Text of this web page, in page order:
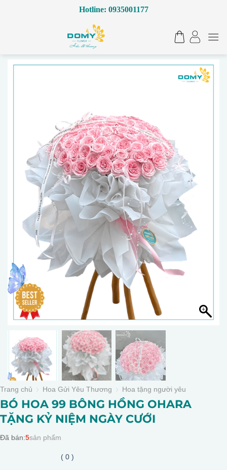
Hotline: 0935001177
Trang chủ Hoa Gửi Yêu Thương Hoa tặng người yêu
BÓ HOA 99 BÔNG HỒNG OHARA
TẶNG KỶ NIỆM NGÀY CƯỚI
Đã bán:5sản phẩm
( 0 )